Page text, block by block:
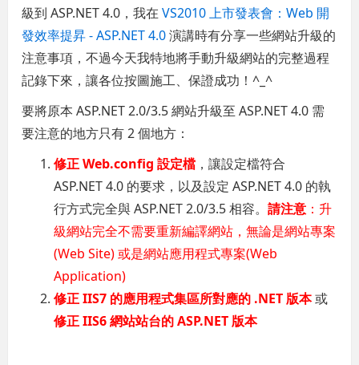
級到 ASP.NET 4.0，我在VS2010 上市發表會：Web 開
發效率提昇 - ASP.NET 4.0演講時有分享一些網站升級的
注意事項，不過今天我特地將手動升級網站的完整過程
記錄下來，讓各位按圖施工、保證成功！^_^
要將原本 ASP.NET 2.0/3.5 網站升級至 ASP.NET 4.0 需
要注意的地方只有 2 個地方：
修正 Web.config 設定檔 ，讓設定檔符合
ASP.NET 4.0 的要求，以及設定 ASP.NET 4.0 的執
行方式完全與 ASP.NET 2.0/3.5 相容。請注意 ：升
級網站完全不需要重新編譯網站，無論是網站專案
(Web Site) 或是網站應用程式專案(Web
Application)
修正 IIS7 的應用程式集區所對應的 .NET 版本或
修正 IIS6 網站站台的 ASP.NET 版本